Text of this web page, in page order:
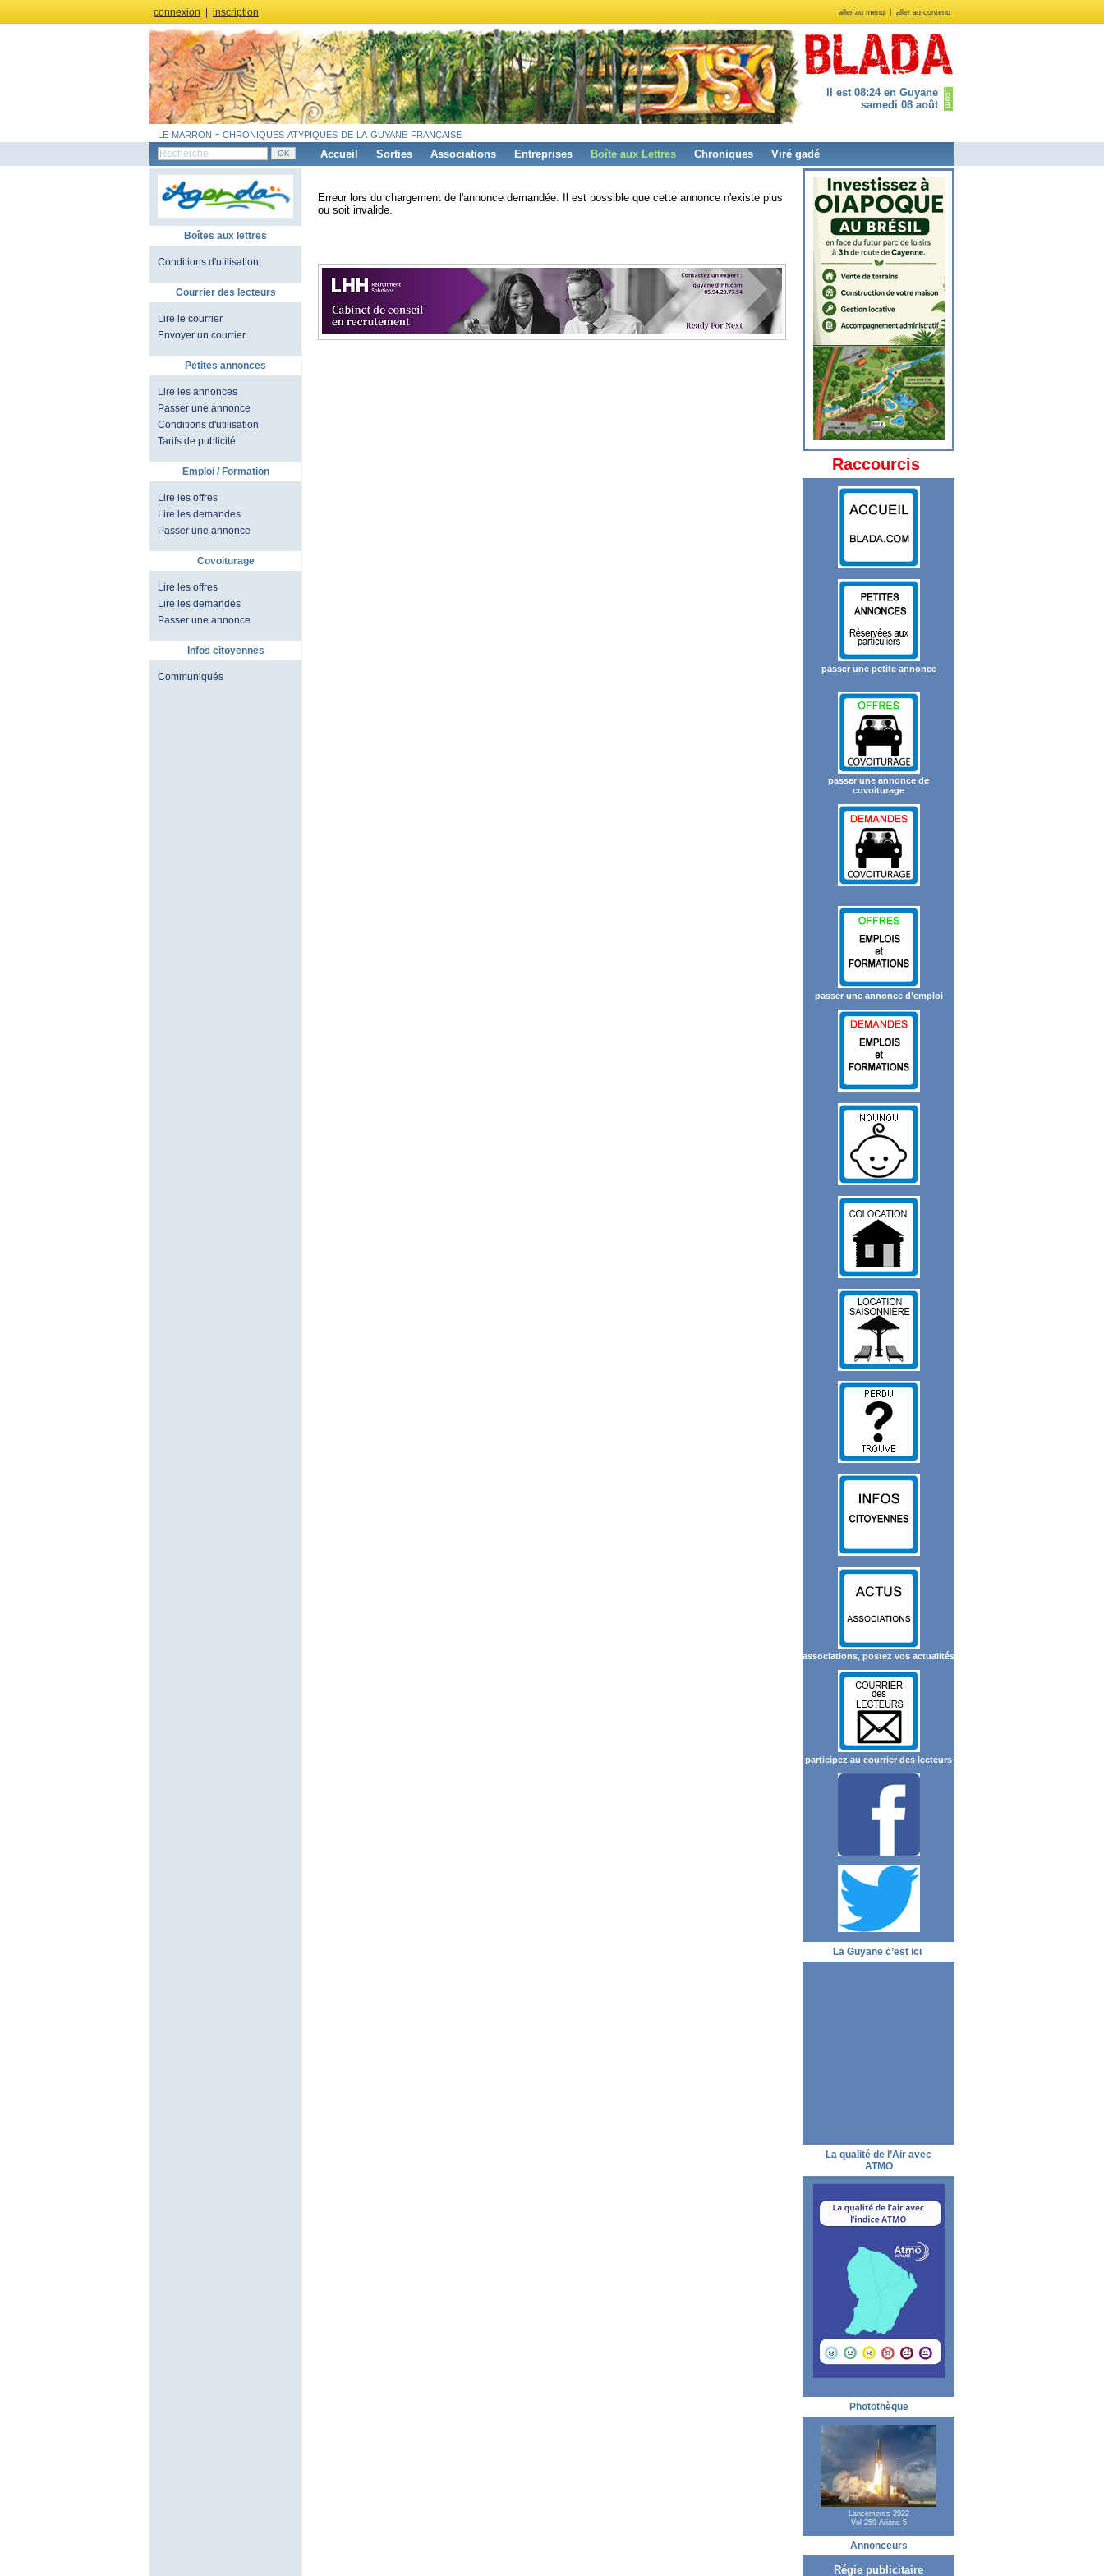
aller au menu aller au contenu
connexion inscription
Il est 08:24 en Guyane
samedi 08 août
le marron - chroniques atypiques de la guyane française
Accueil Sorties Associations Entreprises Boîte aux Lettres Chroniques Viré gadé
Boîtes aux lettres
Conditions d'utilisation
Courrier des lecteurs
Lire le courrier
Envoyer un courrier
Petites annonces
Lire les annonces
Passer une annonce
Conditions d'utilisation
Tarifs de publicité
Emploi / Formation
Lire les offres
Lire les demandes
Passer une annonce
Covoiturage
Lire les offres
Lire les demandes
Passer une annonce
Infos citoyennes
Communiqués
Erreur lors du chargement de l'annonce demandée. Il est possible que cette annonce n'existe plus
ou soit invalide.
Raccourcis
passer une petite annonce
passer une annonce de
covoiturage
passer une annonce d’emploi
associations, postez vos actualités
participez au courrier des lecteurs
La Guyane c’est ici
La qualité de l’Air avec
ATMO
Photothèque
Lancements 2022
Vol 259 Ariane 5
Annonceurs
Régie publicitaire